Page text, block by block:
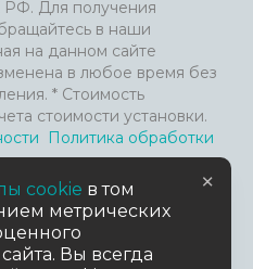
РФ. Для получения
в наши
на данном сайте
в любое время без
* Стоимость
стоимости установки.
Политика обработки
сайта
данных
лицам
cookie в том
метрических
Вы всегда
×